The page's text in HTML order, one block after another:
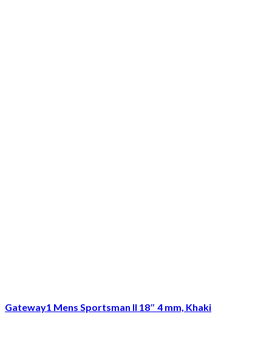
Gateway1 Mens Sportsman II 18″ 4 mm, Khaki